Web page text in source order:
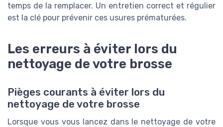
temps de la remplacer. Un entretien correct et régulier
est la clé pour prévenir ces usures prématurées.
Les erreurs à éviter lors du
nettoyage de votre brosse
Pièges courants à éviter lors du
nettoyage de votre brosse
Lorsque vous vous lancez dans le nettoyage de votre